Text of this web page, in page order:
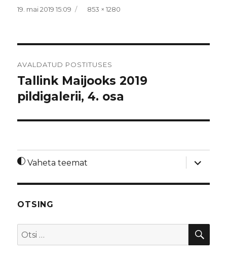
Postitatud
19. mai 2019 15:09 Täissuurus
853 × 1280
AVALDATUD POSTITUSES
Tallink Maijooks 2019
pildigalerii, 4. osa
Vaheta teemat
laienda
OTSING
Otsi: